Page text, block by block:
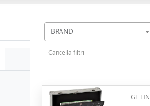
BRAND
Cancella filtri
GT